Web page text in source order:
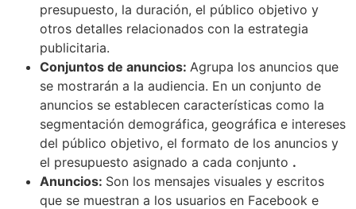
presupuesto, la duración, el público objetivo y
otros detalles relacionados con la estrategia
publicitaria.
Conjuntos de anuncios: Agrupa los anuncios que
se mostrarán a la audiencia. En un conjunto de
anuncios se establecen características como la
segmentación demográfica, geográfica e intereses
del público objetivo, el formato de los anuncios y
el presupuesto asignado a cada conjunto .
Anuncios: Son los mensajes visuales y escritos
que se muestran a los usuarios en Facebook e